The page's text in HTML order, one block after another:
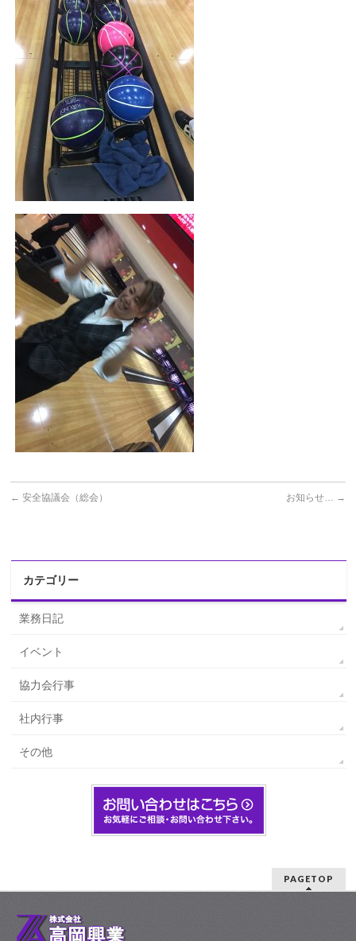
← 安全協議会（総会） お知らせ… →
カテゴリー
業務日記
イベント
協力会行事
社内行事
その他
PAGETOP